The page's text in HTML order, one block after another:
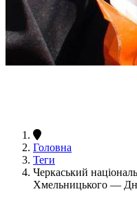
Головна
Теги
Черкаський
Хмельницького —